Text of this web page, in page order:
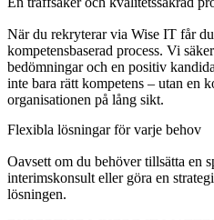
När du rekryterar via Wise IT får
kompetensbaserad process. Vi
bedömningar och en positiv
inte bara rätt kompetens – utan en
organisationen på lång sikt.
Flexibla lösningar för varje behov
Oavsett om du behöver tillsätta en
interimskonsult eller göra en
lösningen.